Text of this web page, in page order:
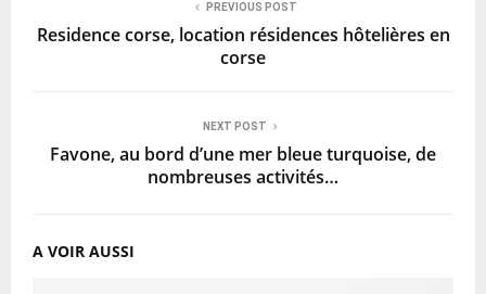
PREVIOUS POST
Residence corse, location résidences hôtelières en
corse
NEXT POST
Favone, au bord d’une mer bleue turquoise, de
nombreuses activités…
A VOIR AUSSI